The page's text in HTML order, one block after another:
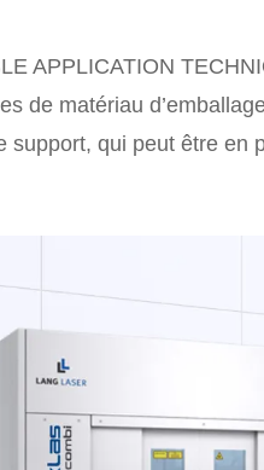
APPLICATION
de matériau
support, qui peut être en